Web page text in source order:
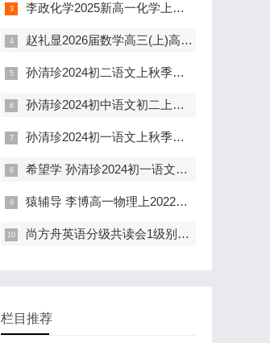
李政化学2025新高一化学上暑秋联报班(28届)
赵礼显2026届数学高三(上)高考一轮复习班
孙清珍2024初二语文上秋季拔高A+班(全国版 含讲义)
孙清珍2024初中语文初二上暑假A+班(18讲 含讲义)
孙清珍2024初一语文上秋季拔高班(全国 含讲义)
希望学 孙清珍2024初一语文上暑假班全国版(含讲义)
猿辅导 李博高一物理上2022暑秋联报班
尚方舟英语分级共读会1级别录播课(曹文)
栏目推荐